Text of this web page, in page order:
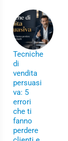
Tecniche
di
vendita
persuasi
va: 5
errori
che ti
fanno
perdere